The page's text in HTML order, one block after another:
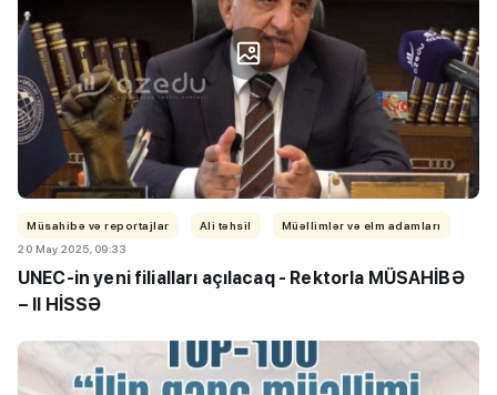
Müsahibə və reportajlar Ali təhsil
Müəllimlər və elm adamları
20 May 2025, 09:33
UNEC-in yeni filialları açılacaq - Rektorla MÜSAHİBƏ
– II HİSSƏ